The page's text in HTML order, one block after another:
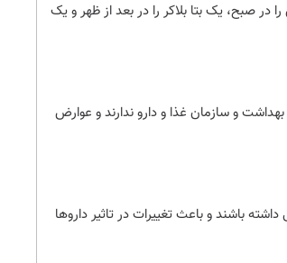
در صبح، یک بتا بلاکر را در بعد از ظهر و یک
و سازمان غذا و دارو ندارند و عوارض
باشند و باعث تغییرات در تاثیر داروها